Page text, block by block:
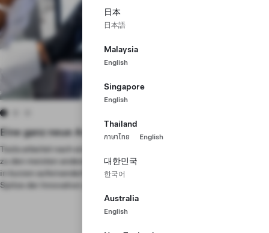
日本
日本語
Malaysia
English
Singapore
English
Thailand
ภาษาไทย English
대한민국
한국어
Australia
English
Eine ganz neue Art von Fabrik
Tesla arbeitet nach einem intervallgestaffelten Zeitplan. Im Gegensatz
zu den meisten anderen Herstellern bewerten und verbessern wir uns
in kurzen aufeinanderfolgenden Zeiträumen, wodurch wir an der
Spitze der Innovation stehen.